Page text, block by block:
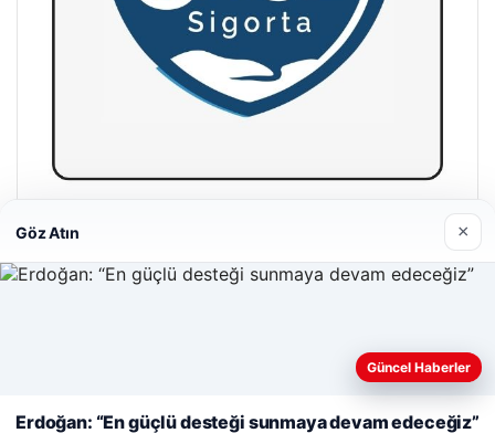
Cengiz Sigorta
© 2026 Kripto Para Haberleri
deneyiminizi kişiselleştirmek ve geliştirmek amacıyla çerezler
Reddet Kabul Et
Göz Atın ×
Güncel Haberler
Erdoğan: “En güçlü desteği sunmaya devam edeceğiz”